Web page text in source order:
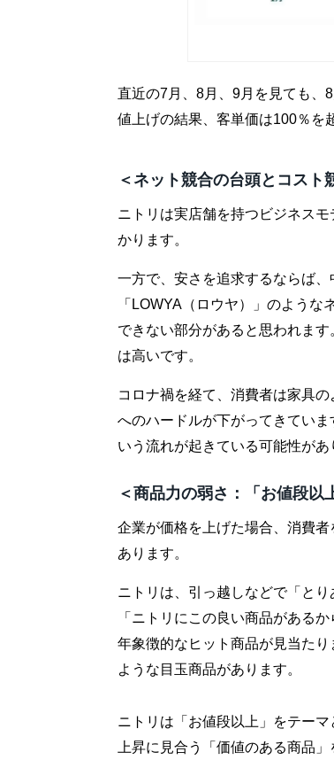
直近の7月、8月、9月を見ても、
値上げの結果、客単価は100％を
＜ネット競合の台頭とコスト
ニトリは実店舗を持つビジネス
かります。
一方で、安さを追求するならば、
「LOWYA（ロウヤ）」のよう
できない部分があると思われま
は高いです。
コロナ禍を経て、消費者は家具
へのハードルが下がってきてい
いう流れが起きている可能性があ
＜商品力の弱さ：「お値段以
企業が価格を上げた場合、消費
あります。
ニトリは、引っ越しなどで「と
「ニトリにこの良い商品がある
年象徴的なヒット商品が見当た
ような目玉商品があります。
ニトリは「お値段以上」をテー
上昇に見合う「価値のある商品